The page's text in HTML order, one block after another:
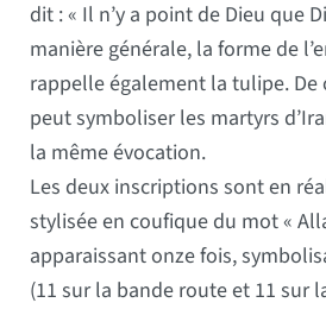
dit : « Il n’y a point de Dieu que
manière générale, la forme de
rappelle également la tulipe. De
peut symboliser les martyrs
la même évocation.
Les deux inscriptions sont en
stylisée en coufique du mot «
apparaissant onze fois,
(11 sur la bande route et 11 sur